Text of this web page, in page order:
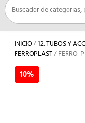
INICIO/12. TUBOS Y
FERROPLAST/ FERRO-
10%
10%